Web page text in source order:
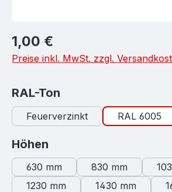
Regulärer Preis:
1,00 €
Preise inkl. MwSt. zzgl.
RAL-Ton
Feuerverzinkt RAL 6005
Höhen
630 mm 830 mm
1230 mm
1430 mm